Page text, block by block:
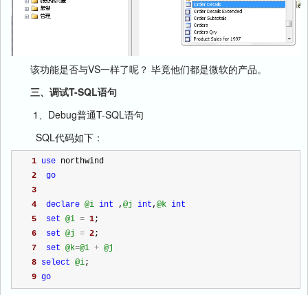
该功能是否与VS一样了呢？ 毕竟他们都是微软的产品。
三、调试T-SQL语句
1、Debug普通T-SQL语句
SQL代码如下：
1 use northwind
2
go
3
4
declare @i int , @j int, @k int
5
set @i = 1;
6
set @j = 2;
7
set @k=@i + @j
8 select @i;
9 go